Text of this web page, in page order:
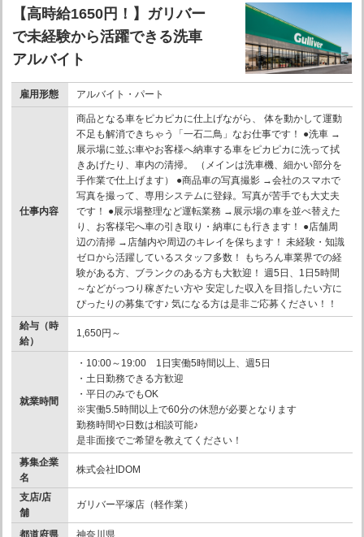
【高時給1650円！】ガリバー
で未経験から活躍できる洗車
アルバイト
雇用形態 アルバイト・パート
仕事内容
商品となる車をピカピカに仕上げながら、 体を動かして運動
不足も解消できちゃう「一石二鳥」なお仕事です！ ●洗車 →
展示場に並ぶ車やお客様へ納車する車をピカピカに洗って拭
きあげたり、車内の清掃。 （メインは洗車機、細かい部分を
手作業で仕上げます） ●商品車の写真撮影 →会社のスマホで
写真を撮って、専用システムに登録。写真が苦手でも大丈夫
です！ ●展示場整理など運転業務 →展示場の車を並べ替えた
り、お客様宅へ車の引き取り・納車にも行きます！ ●店舗周
辺の清掃 →店舗内や周辺のキレイを保ちます！ 未経験・知識
ゼロから活躍しているスタッフ多数！ もちろん車業界での経
験がある方、ブランクのある方も大歓迎！ 週5日、1日5時間
～などがっつり稼ぎたい方や 安定した収入を目指したい方に
ぴったりの募集です♪ 気になる方は是非ご応募ください！！
給与（時
給）
1,650円～
就業時間
・10:00～19:00 1日実働5時間以上、週5日
・土日勤務できる方歓迎
・平日のみでもOK
※実働5.5時間以上で60分の休憩が必要となります
勤務時間や日数は相談可能♪
是非面接でご希望を教えてください！
募集企業
名
株式会社IDOM
支店/店
舗
ガリバー平塚店（軽作業）
都道府県 神奈川県